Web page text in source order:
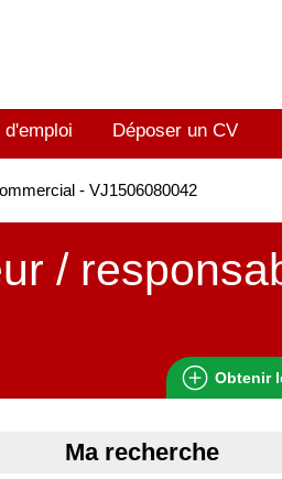
Déposer un CV
- VJ1506080042
/
Obtenir
Ma recherche